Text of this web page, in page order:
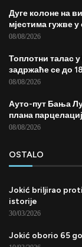
Дуге колоне на
мјестима гужве у
08/08/2026
Топлотни талас
задржаће се до
08/08/2026
Ауто-пут Бања
плана
08/08/2026
OSTALO
Jokić briljirao
istorije
30/03/2026
Jokić oborio 65